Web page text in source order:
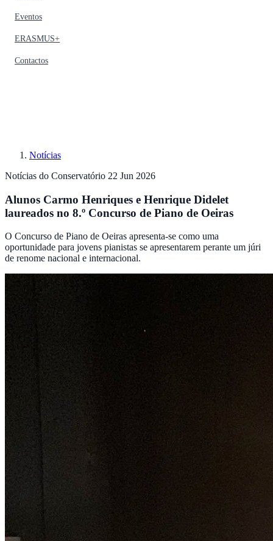
Eventos
ERASMUS+
Contactos
Notícias
Notícias do Conservatório 22 Jun 2026
Alunos Carmo Henriques e Henrique Didelet
laureados no 8.º Concurso de Piano de Oeiras
O Concurso de Piano de Oeiras apresenta-se como uma
oportunidade para jovens pianistas se apresentarem perante um júri
de renome nacional e internacional.